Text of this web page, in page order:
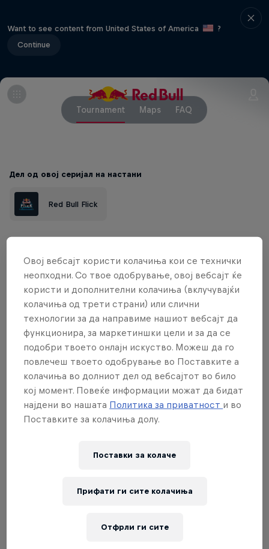
Want to see content from United States of America
?
Continue
Tournament Maps FAQ
Дел од овој серијал на настани
Red Bull Flick
futuristic universe are back with a twist –
now NA competitors can join
international tournaments in a dedicated
online qualifier!
Red Bull Flick hosts international qualifiers all over
the world with a chance for the best performing
duos to showcase their skills at the Red Bull Flick
Invitational in Copenhagen, April 10 to October 9,
2022.
a qualifier near you!
Овој вебсајт користи колачиња кои се технички
неопходни. Со твое одобрување, овој вебсајт ќе
користи и дополнителни колачиња (вклучувајќи
колачиња од трети страни) или слични
технологии за да направиме нашиот вебсајт да
функционира, за маркетиншки цели и за да се
подобри твоето онлајн искуство. Можеш да го
повлечеш твоето одобрување во Поставките а
колачиња во долниот дел од вебсајтот во било
кој момент. Повеќе информации можат да бидат
најдени во нашата Политика за приватност и во
Поставките за колачиња долу.
Поставки за колачe
Отфрли ги сите
Прифати ги сите колачиња